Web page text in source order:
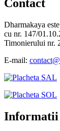
Contact
Dharmakaya
cu nr. 147/
Timonierului nr.
E-mail:
Informatii